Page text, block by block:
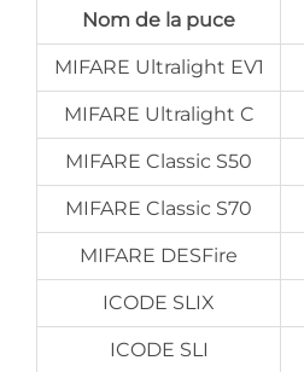
Nom de la puce
MIFARE Ultralight EV1
MIFARE Ultralight C
MIFARE Classic S50
MIFARE Classic S70
MIFARE DESFire
ICODE SLIX
ICODE SLI